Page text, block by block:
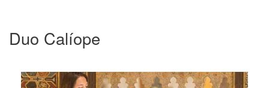
Duo Calíope